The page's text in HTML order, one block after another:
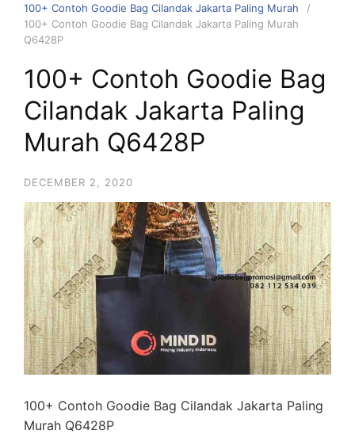
100+ Contoh Goodie Bag Cilandak Jakarta Paling Murah
100+ Contoh Goodie Bag Cilandak Jakarta Paling Murah
Q6428P
100+ Contoh Goodie Bag
Cilandak Jakarta Paling
Murah Q6428P
DECEMBER 2, 2020
100+ Contoh Goodie Bag Cilandak Jakarta Paling
Murah Q6428P